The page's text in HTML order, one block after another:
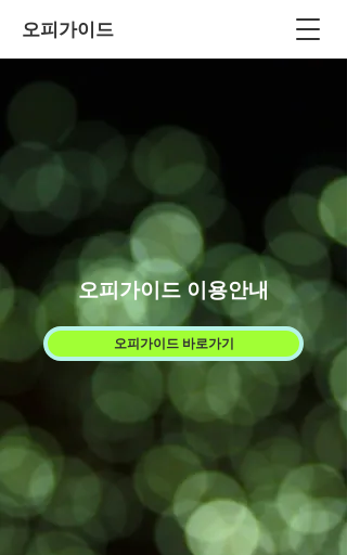
오피가이드
오피가이드 이용안내
오피가이드 바로가기